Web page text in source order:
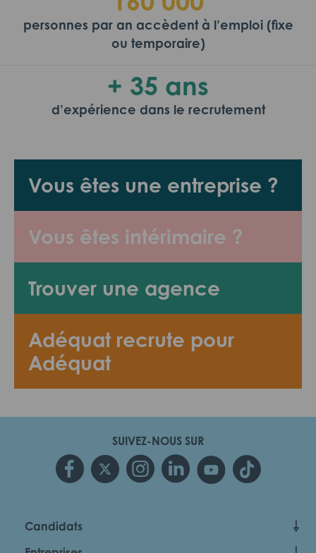
Vous êtes une entreprise ?
Vous êtes intérimaire ?
Trouver une agence
Adéquat recrute pour
Adéquat
personnes par an accèdent à l’emploi (fixe
ou temporaire)
+ 35 ans
d’expérience dans le recrutement
SUIVEZ-NOUS SUR
Candidats